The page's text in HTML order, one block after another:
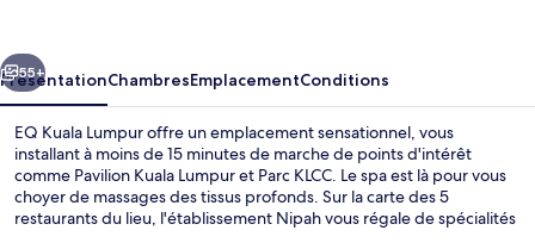
Suivant
55+
PrésentationChambresEmplacementConditions
EQ Kuala Lumpur offre un emplacement sensationnel, vous
installant à moins de 15 minutes de marche de points d'intérêt
comme Pavilion Kuala Lumpur et Parc KLCC. Le spa est là pour vous
choyer de massages des tissus profonds. Sur la carte des 5
restaurants du lieu, l'établissement Nipah vous régale de spécialités